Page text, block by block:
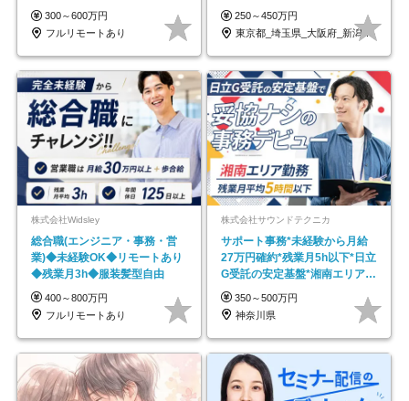
在宅勤務手当あり
300～600万円
フルリモートあり
なし
250～450万円
東京都_埼玉県_大阪府_新潟県_福岡県
株式会社Widsley
総合職(エンジニア・事務・営
業)◆未経験OK◆リモートあり
◆残業月3h◆服装髪型自由
400～800万円
フルリモートあり
株式会社サウンドテクニカ
サポート事務*未経験から月給
27万円確約*残業月5h以下*日立
G受託の安定基盤*湘南エリア勤
務
350～500万円
神奈川県